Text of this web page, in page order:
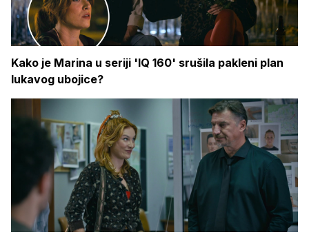
Kako je Marina u seriji 'IQ 160' srušila pakleni plan
lukavog ubojice?